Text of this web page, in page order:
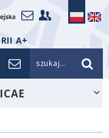
A+
szukaj...